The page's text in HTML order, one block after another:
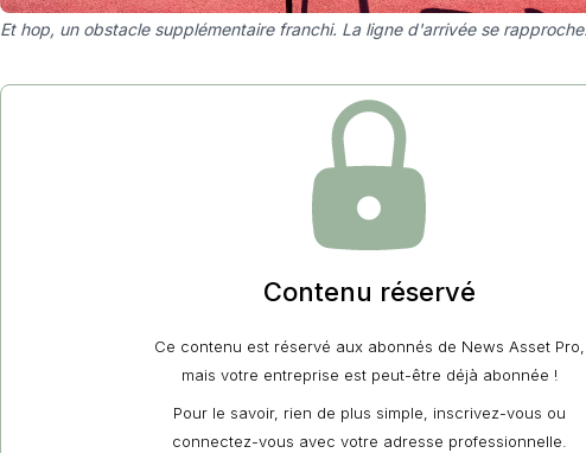
Et hop, un obstacle supplémentaire franchi. La ligne d'arrivée se
Contenu réservé
Ce contenu est réservé aux abonnés de News Asset Pro,
mais votre entreprise est peut-être déjà abonnée !
Pour le savoir, rien de plus simple, inscrivez-vous ou
connectez-vous avec votre adresse professionnelle.